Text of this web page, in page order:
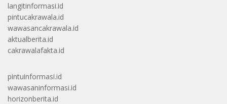
langitinformasi.id
pintucakrawala.id
wawasancakrawala.id
aktualberita.id
cakrawalafakta.id
pintuinformasi.id
wawasaninformasi.id
horizonberita.id